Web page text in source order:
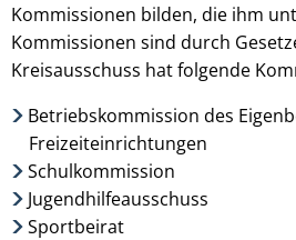
Kommissionen bilden, die ihm
Kommissionen sind durch
Kreisausschuss hat folgende
Betriebskommission des
Freizeiteinrichtungen
Schulkommission
Jugendhilfeausschuss
Sportbeirat